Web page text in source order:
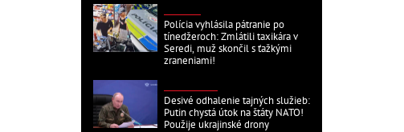
Polícia vyhlásila pátranie po
tínedžeroch: Zmlátili taxikára v
Seredi, muž skončil s ťažkými
zraneniami!
Desivé odhalenie tajných služieb:
Putin chystá útok na štáty NATO!
Použije ukrajinské drony